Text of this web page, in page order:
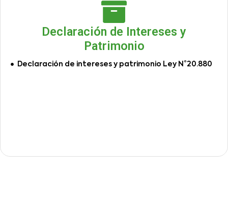
Declaración de Intereses y
Patrimonio
Declaración de intereses y patrimonio Ley N°20.880